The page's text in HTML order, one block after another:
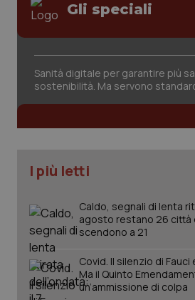
Oncologia & Nutrizione
Quotidiano Cardiologia
Quotidiano Chirurgia
Quotidiano Oncologia
Rene & patologie
Salute orale & impianti
Gli speciali
Sanità digitale per garantire più
sostenibilità. Ma servono
I più letti
Caldo, segnali di lenta
agosto restano 26 città
scendono a 21
Covid. Il silenzio di
Ma il Quinto
un’ammissione di colpa
navigazione sulle pagine e l'accesso
protette del sito. Il sito web non è